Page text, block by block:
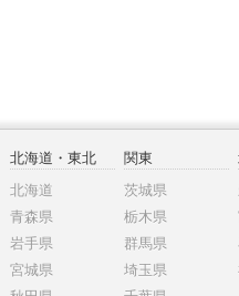
北海道・東北
北海道
青森県
岩手県
宮城県
関東
茨城県
栃木県
群馬県
埼玉県